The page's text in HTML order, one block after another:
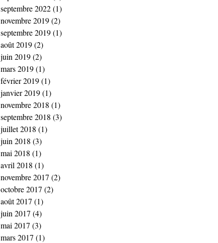
septembre 2022(1)
novembre 2019(2)
septembre 2019(1)
août 2019(2)
juin 2019(2)
mars 2019(1)
février 2019(1)
janvier 2019(1)
novembre 2018 (1)
septembre 2018 (3)
juillet 2018 (1)
juin 2018 (3)
mai 2018 (1)
avril 2018 (1)
novembre 2017 (2)
octobre 2017 (2)
août 2017 (1)
juin 2017 (4)
mai 2017 (3)
mars 2017 (1)